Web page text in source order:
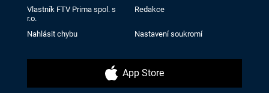
Vlastník FTV Prima spol. s
r.o.
Redakce
Nahlásit chybu Nastavení soukromí
App Store